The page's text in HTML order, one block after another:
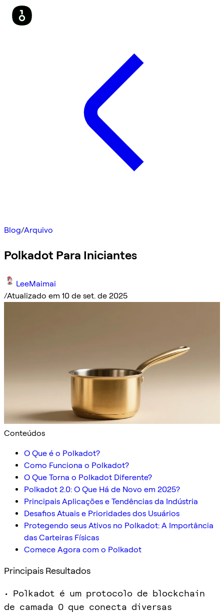
Blog/Arquivo
Polkadot Para Iniciantes
LeeMaimai
/Atualizado em 10 de set. de 2025
Conteúdos
O Que é o Polkadot?
Como Funciona o Polkadot?
O Que Torna o Polkadot Diferente?
Polkadot 2.0: O Que Há de Novo em 2025?
Principais Aplicações e Tendências da Indústria
Desafios Atuais e Prioridades dos Usuários
Protegendo seus Ativos no Polkadot: A Importância
das Carteiras Físicas
Comece Agora com o Polkadot
Principais Resultados
• Polkadot é um protocolo de blockchain
de camada 0 que conecta diversas